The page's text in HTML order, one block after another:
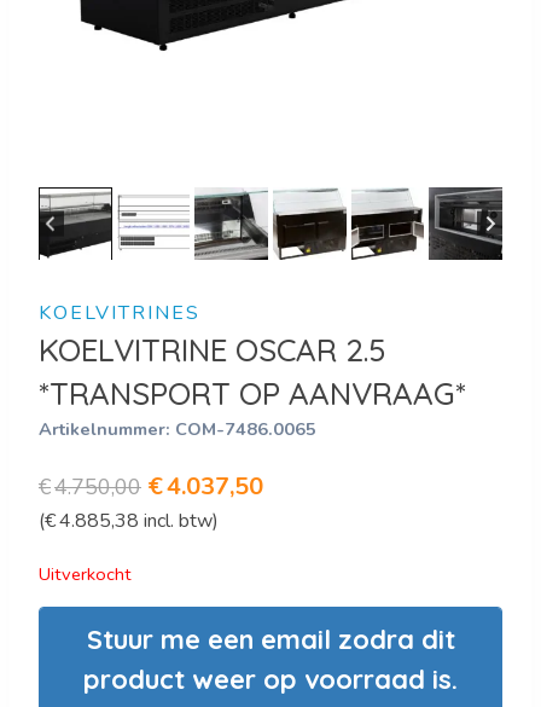
KOELVITRINES
KOELVITRINE OSCAR 2.5
*TRANSPORT OP AANVRAAG*
Artikelnummer: COM-7486.0065
€4.750,00 Oorspronkelijke
prijs
€4.750,00.
€4.037,50Huidige
€4.037,50.
(€4.885,38 incl. btw)
Uitverkocht
Stuur me een email zodra dit
product weer op voorraad is.